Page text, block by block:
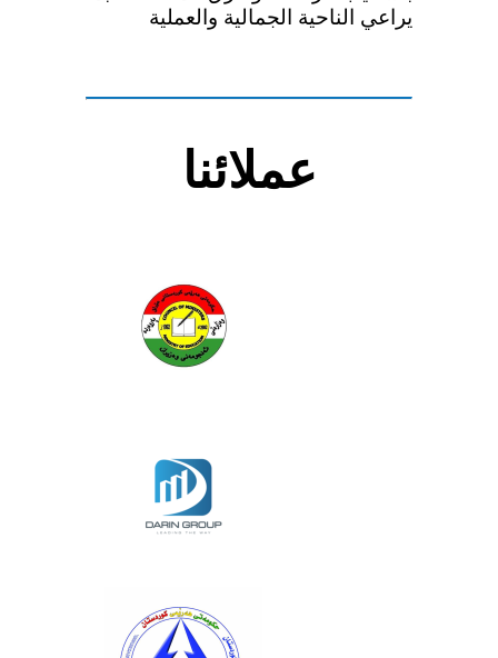
يراعي الناحية الجمالية والعملية
عملائنا